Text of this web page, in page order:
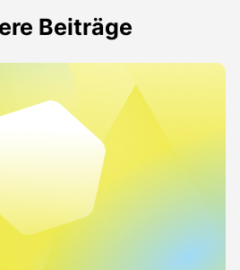
Beiträge